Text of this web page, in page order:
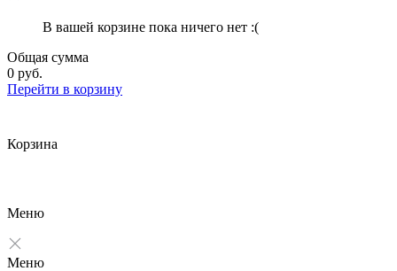
В вашей корзине пока ничего нет :(
Общая сумма
0 руб.
Перейти в корзину
Корзина
Меню
Меню